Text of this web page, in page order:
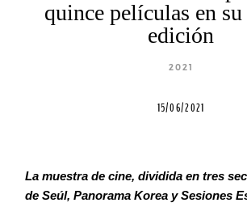
quince películas en
edición
2021
15/06/2021
La muestra de cine, dividida en tres
de Seúl, Panorama Korea y Sesiones
©2026 COPYRIGHT FLOTHEMES